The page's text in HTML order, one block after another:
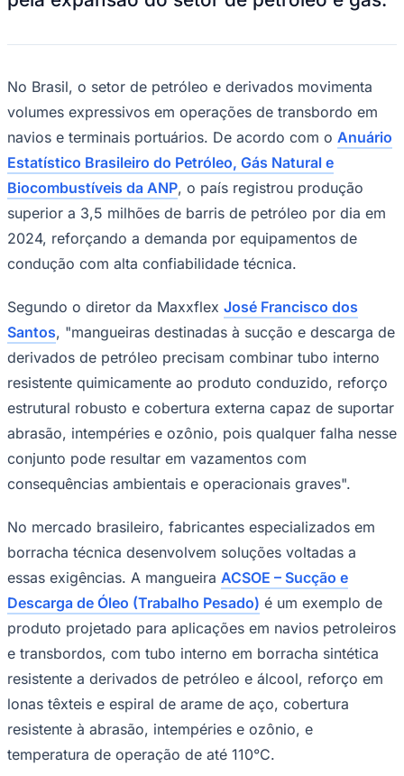
Juventude
Ceará
No Brasil, o setor de petróleo e derivados movimenta
volumes expressivos em operações de transbordo em
navios e terminais portuários. De acordo com o Anuário
Estatístico Brasileiro do Petróleo, Gás Natural e
Biocombustíveis da ANP, o país registrou produção
superior a 3,5 milhões de barris de petróleo por dia em
2024, reforçando a demanda por equipamentos de
condução com alta confiabilidade técnica.
Segundo o diretor da Maxxflex José Francisco dos
Santos, "mangueiras destinadas à sucção e descarga de
derivados de petróleo precisam combinar tubo interno
resistente quimicamente ao produto conduzido, reforço
estrutural robusto e cobertura externa capaz de suportar
abrasão, intempéries e ozônio, pois qualquer falha nesse
conjunto pode resultar em vazamentos com
consequências ambientais e operacionais graves".
No mercado brasileiro, fabricantes especializados em
borracha técnica desenvolvem soluções voltadas a
essas exigências. A mangueira ACSOE – Sucção e
Descarga de Óleo (Trabalho Pesado) é um exemplo de
produto projetado para aplicações em navios petroleiros
e transbordos, com tubo interno em borracha sintética
resistente a derivados de petróleo e álcool, reforço em
lonas têxteis e espiral de arame de aço, cobertura
resistente à abrasão, intempéries e ozônio, e
temperatura de operação de até 110°C.